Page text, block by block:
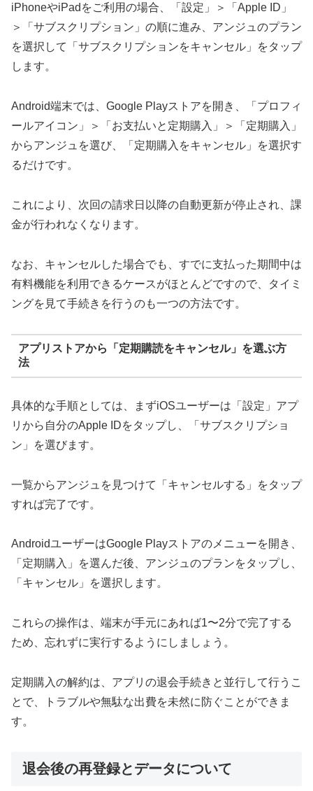
iPhoneやiPadをご利用の場合、「設定」＞「Apple ID」
＞「サブスクリプション」の順に進み、アンジュのプラン
を選択して「サブスクリプションをキャンセル」をタップ
します。
Android端末では、Google Playストアを開き、「プロフィ
ールアイコン」＞「お支払いと定期購入」＞「定期購入」
からアンジュを選び、「定期購入をキャンセル」を選択す
るだけです。
これにより、次回の請求日以降の自動更新が停止され、課
金が行われなくなります。
なお、キャンセルした場合でも、すでに支払った期間中は
有料機能を利用できるケースがほとんどですので、タイミ
ングを見て手続きを行うのも一つの方法です。
アプリストアから「定期購読をキャンセル」を選ぶ方
法
具体的な手順としては、まずiOSユーザーは「設定」アプ
リから自分のApple IDをタップし、「サブスクリプショ
ン」を選びます。
一覧からアンジュを見つけて「キャンセルする」をタップ
すれば完了です。
AndroidユーザーはGoogle Playストアのメニューを開き、
「定期購入」を選んだ後、アンジュのプランをタップし、
「キャンセル」を選択します。
これらの操作は、端末が手元にあれば1〜2分で完了する
ため、忘れずに実行するようにしましょう。
定期購入の解約は、アプリの退会手続きと並行して行うこ
とで、トラブルや無駄な出費を未然に防ぐことができま
す。
退会後の再登録とデータについて